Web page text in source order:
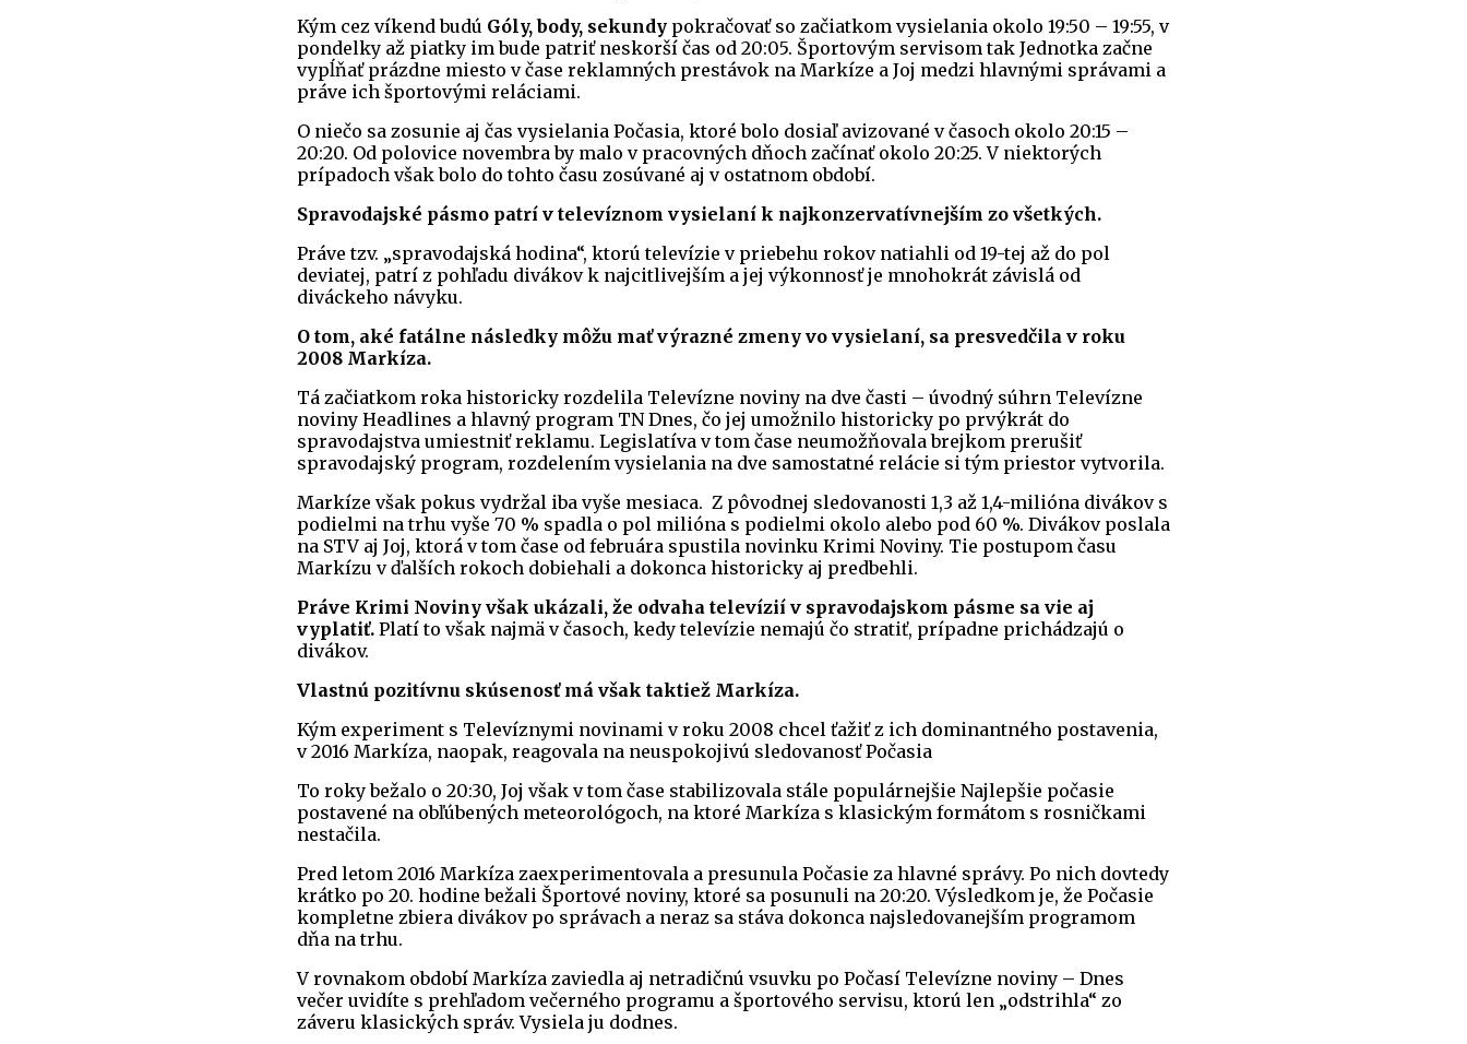
Kým cez víkend budú Góly, body, sekundy pokračovať so začiatkom vysielania okolo 19:50 – 19:55, v
pondelky až piatky im bude patriť neskorší čas od 20:05. Športovým servisom tak Jednotka začne
vypĺňať prázdne miesto v čase reklamných prestávok na Markíze a Joj medzi hlavnými správami a
práve ich športovými reláciami.
O niečo sa zosunie aj čas vysielania Počasia, ktoré bolo dosiaľ avizované v časoch okolo 20:15 –
20:20. Od polovice novembra by malo v pracovných dňoch začínať okolo 20:25. V niektorých
prípadoch však bolo do tohto času zosúvané aj v ostatnom období.
Spravodajské pásmo patrí v televíznom vysielaní k najkonzervatívnejším zo všetkých.
Práve tzv. „spravodajská hodina“, ktorú televízie v priebehu rokov natiahli od 19-tej až do pol
deviatej, patrí z pohľadu divákov k najcitlivejším a jej výkonnosť je mnohokrát závislá od
diváckeho návyku.
O tom, aké fatálne následky môžu mať výrazné zmeny vo vysielaní, sa presvedčila v roku
2008 Markíza.
Tá začiatkom roka historicky rozdelila Televízne noviny na dve časti – úvodný súhrn Televízne
noviny Headlines a hlavný program TN Dnes, čo jej umožnilo historicky po prvýkrát do
spravodajstva umiestniť reklamu. Legislatíva v tom čase neumožňovala brejkom prerušiť
spravodajský program, rozdelením vysielania na dve samostatné relácie si tým priestor vytvorila.
Markíze však pokus vydržal iba vyše mesiaca. Z pôvodnej sledovanosti 1,3 až 1,4-milióna divákov s
podielmi na trhu vyše 70 % spadla o pol milióna s podielmi okolo alebo pod 60 %. Divákov poslala
na STV aj Joj, ktorá v tom čase od februára spustila novinku Krimi Noviny. Tie postupom času
Markízu v ďalších rokoch dobiehali a dokonca historicky aj predbehli.
Práve Krimi Noviny však ukázali, že odvaha televízií v spravodajskom pásme sa vie aj
vyplatiť. Platí to však najmä v časoch, kedy televízie nemajú čo stratiť, prípadne prichádzajú o
divákov.
Vlastnú pozitívnu skúsenosť má však taktiež Markíza.
Kým experiment s Televíznymi novinami v roku 2008 chcel ťažiť z ich dominantného postavenia,
v 2016 Markíza, naopak, reagovala na neuspokojivú sledovanosť Počasia
To roky bežalo o 20:30, Joj však v tom čase stabilizovala stále populárnejšie Najlepšie počasie
postavené na obľúbených meteorológoch, na ktoré Markíza s klasickým formátom s rosničkami
nestačila.
Pred letom 2016 Markíza zaexperimentovala a presunula Počasie za hlavné správy. Po nich dovtedy
krátko po 20. hodine bežali Športové noviny, ktoré sa posunuli na 20:20. Výsledkom je, že Počasie
kompletne zbiera divákov po správach a neraz sa stáva dokonca najsledovanejším programom
dňa na trhu.
V rovnakom období Markíza zaviedla aj netradičnú vsuvku po Počasí Televízne noviny – Dnes
večer uvidíte s prehľadom večerného programu a športového servisu, ktorú len „odstrihla“ zo
záveru klasických správ. Vysiela ju dodnes.